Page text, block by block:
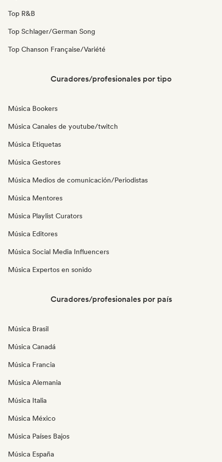
Top R&B
Top Schlager/German Song
Top Chanson Française/Variété
Curadores/profesionales por tipo
Música Bookers
Música Canales de youtube/twitch
Música Etiquetas
Música Gestores
Música Medios de comunicación/Periodistas
Música Mentores
Música Playlist Curators
Música Editores
Música Social Media Influencers
Música Expertos en sonido
Curadores/profesionales por país
Música Brasil
Música Canadá
Música Francia
Música Alemania
Música Italia
Música México
Música Países Bajos
Música España